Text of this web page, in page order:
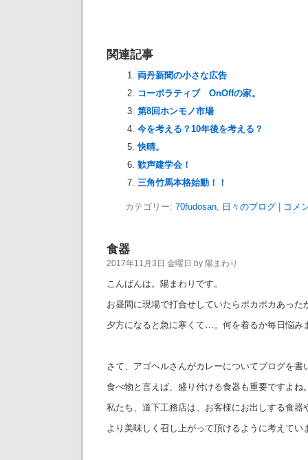
関連記事
両丹新聞の小さな広告
コーポラティブ OnOffの家。
第8回ホンモノ市場
今を考える？10年後を考える？
快晴。
歓声建学会！
三角竹馬本格始動！！
カテゴリー: 70fudosan, 日々のブログ| コメ
食器
2017年11月3日 金曜日 by 陽まわり
こんばんは。陽まわりです。
お昼間に現場で打合せしていたらポカポカあった
夕方になると急に寒くて…。何を着るか毎日悩み
さて、アゴヘルさんがカレーについてブログを書
食べ物と言えば、盛り付ける食器も重要ですよね
私たち、道下工務店は、お客様にお出しする食器
より美味しく召し上がって頂けるように考えてい